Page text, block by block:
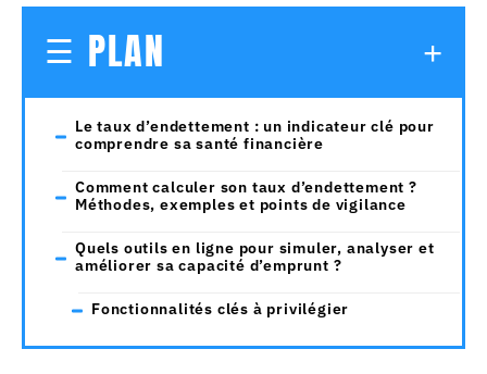
PLAN
Le taux d’endettement : un indicateur clé pour
comprendre sa santé financière
Comment calculer son taux d’endettement ?
Méthodes, exemples et points de vigilance
Quels outils en ligne pour simuler, analyser et
améliorer sa capacité d’emprunt ?
Fonctionnalités clés à privilégier